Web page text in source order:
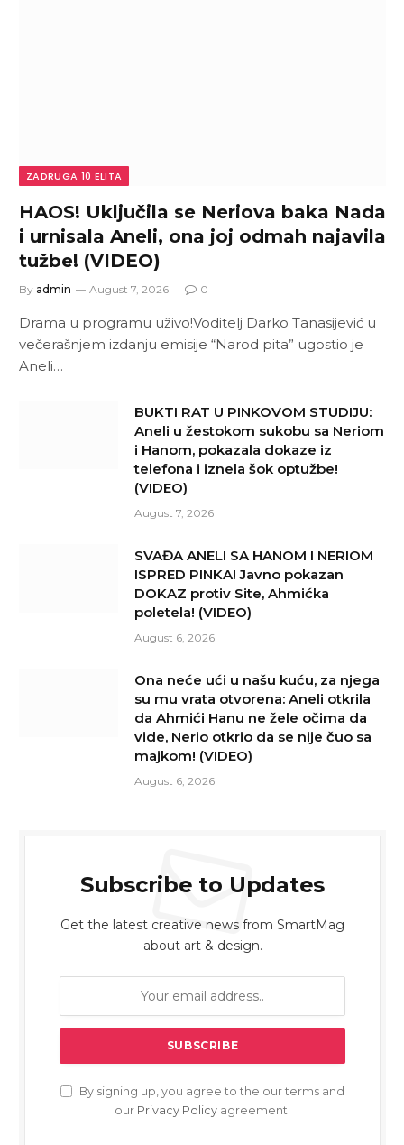
ZADRUGA 10 ELITA
HAOS! Uključila se Neriova baka Nada
i urnisala Aneli, ona joj odmah najavila
tužbe! (VIDEO)
By admin August 7, 2026 0
Drama u programu uživo!Voditelj Darko Tanasijević u
večerašnjem izdanju emisije “Narod pita” ugostio je
Aneli…
BUKTI RAT U PINKOVOM STUDIJU:
Aneli u žestokom sukobu sa Neriom
i Hanom, pokazala dokaze iz
telefona i iznela šok optužbe!
(VIDEO)
August 7, 2026
SVAĐA ANELI SA HANOM I NERIOM
ISPRED PINKA! Javno pokazan
DOKAZ protiv Site, Ahmićka
poletela! (VIDEO)
August 6, 2026
Ona neće ući u našu kuću, za njega
su mu vrata otvorena: Aneli otkrila
da Ahmići Hanu ne žele očima da
vide, Nerio otkrio da se nije čuo sa
majkom! (VIDEO)
August 6, 2026
Subscribe to Updates
Get the latest creative news from SmartMag
about art & design.
By signing up, you agree to the our terms and
our Privacy Policy agreement.